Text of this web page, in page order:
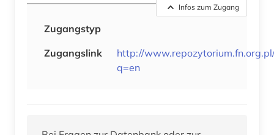
Infos zum Zugang
Zugangstyp
Zugangslink
http://
q=en